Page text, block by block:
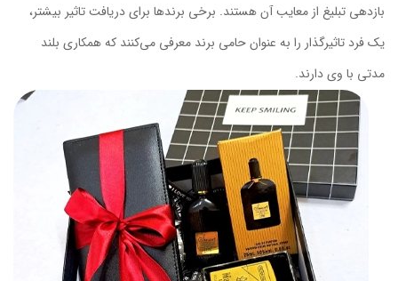
بازدهی تبلیغ از معایب آن هستند. برخی برندها برای دریافت تاثیر بیشتر،
یک فرد تاثیرگذار را به عنوان حامی برند معرفی می‌کنند که همکاری بلند
مدتی با وی دارند.